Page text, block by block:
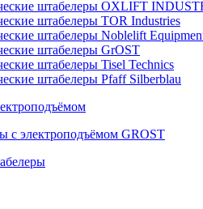
штабелеры OXLIFT
штабелеры TOR Industries
штабелеры Noblelift
штабелеры GrOST
штабелеры Tisel Technics
штабелеры Pfaff Silberblau
с электроподъёмом GROST